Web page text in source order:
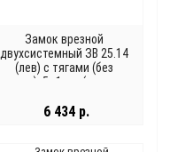
Замок врезной
двухсистемный ЗВ 25.14
(лев) с тягами (без
планки), 5+1 кл. (длин. кл.
6 434 р.